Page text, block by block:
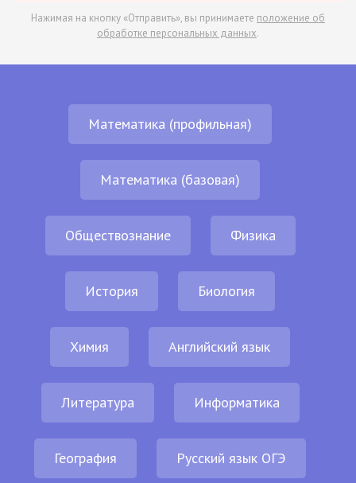
Нажимая на кнопку «Отправить», вы принимаете положение об
обработке персональных данных.
Математика (профильная)
Математика (базовая)
Обществознание Физика
История Биология
Химия Английский язык
Литература Информатика
География Русский язык ОГЭ